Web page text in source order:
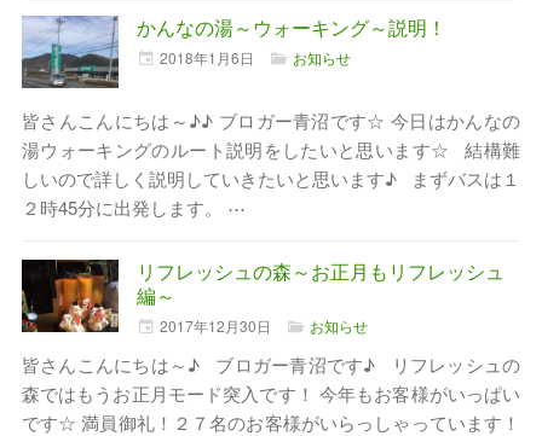
かんなの湯～ウォーキング～説明！
2018年1月6日 お知らせ
皆さんこんにちは～♪♪ ブロガー青沼です☆ 今日はかんなの
湯ウォーキングのルート説明をしたいと思います☆ 結構難
しいので詳しく説明していきたいと思います♪ まずバスは１
２時45分に出発します。 ⋯
リフレッシュの森～お正月もリフレッシュ
編～
2017年12月30日 お知らせ
皆さんこんにちは～♪ ブロガー青沼です♪ リフレッシュの
森ではもうお正月モード突入です！ 今年もお客様がいっぱい
です☆ 満員御礼！２７名のお客様がいらっしゃっています！